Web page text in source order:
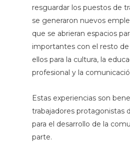
resguardar los puestos de
se generaron nuevos
que se abrieran espacios
importantes con el resto
ellos para la cultura, la
profesional y la
Estas experiencias son
trabajadores protagonistas
para el desarrollo de la
parte.